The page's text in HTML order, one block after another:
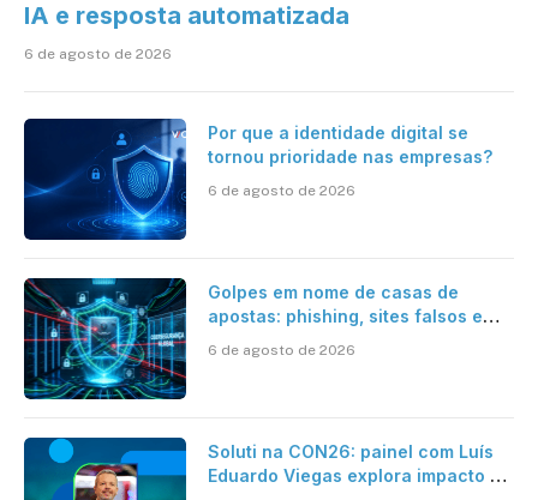
IA e resposta automatizada
6 de agosto de 2026
Por que a identidade digital se
tornou prioridade nas empresas?
6 de agosto de 2026
Golpes em nome de casas de
apostas: phishing, sites falsos e
6 de agosto de 2026
Soluti na CON26: painel com Luís
Eduardo Viegas explora impacto de